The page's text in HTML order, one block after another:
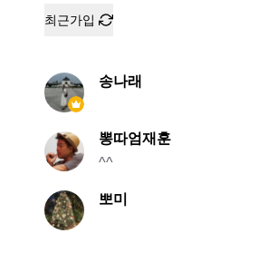
최근가입
송나래
뽕따엄재훈
^^
뽀미